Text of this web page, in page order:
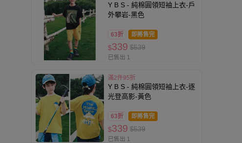
Y B S - 純棉圓領短袖上衣-戶
外攀岩-黑色
63折 即將售完
$339 $539
已售出 1
滿2件95折
Y B S - 純棉圓領短袖上衣-逐
光登高影-黃色
63折 即將售完
$339 $539
已售出 1